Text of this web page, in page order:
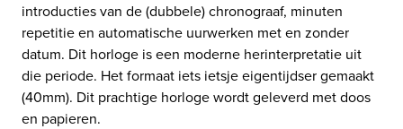
introducties van de (dubbele) chronograaf, minuten
repetitie en automatische uurwerken met en zonder
datum. Dit horloge is een moderne herinterpretatie uit
die periode. Het formaat iets ietsje eigentijdser gemaakt
(40mm). Dit prachtige horloge wordt geleverd met doos
en papieren.